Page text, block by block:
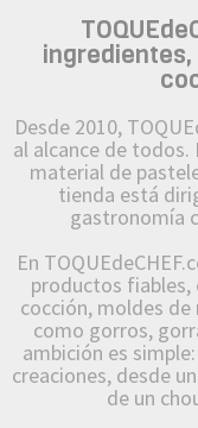
Desde 2010,
al alcance de todos.
material de
tienda está
gastronomía
En
productos fiables,
cocción, moldes
como gorros,
ambición es
creaciones, desde
de un